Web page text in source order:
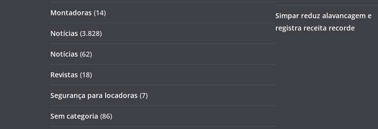
Montadoras (14)
Notícias (3.828)
Notícias (62)
Revistas (18)
Segurança para locadoras (7)
Sem categoria (86)
Simpar reduz alavancagem e
registra receita recorde